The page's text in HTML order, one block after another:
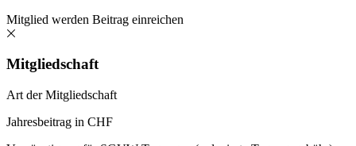
Mitglied werden Beitrag einreichen
Mitgliedschaft
Art der Mitgliedschaft
Jahresbeitrag in CHF